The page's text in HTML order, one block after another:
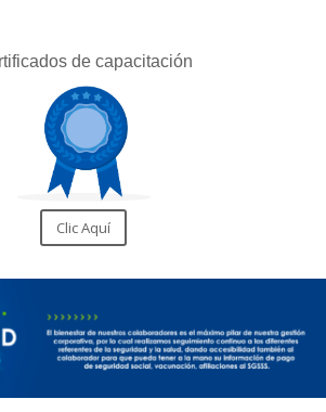
de capacitación
Clic Aquí